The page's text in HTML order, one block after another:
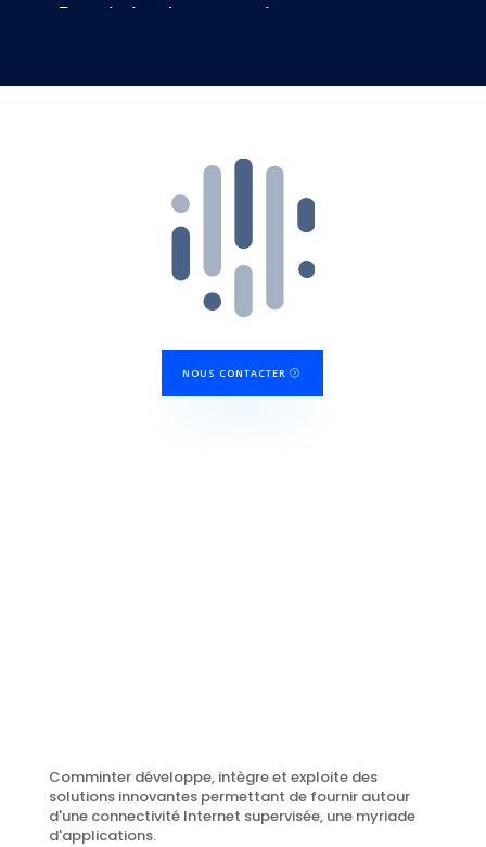
NOUS CONTACTER
Comminter développe, intègre et exploite des
solutions innovantes permettant de fournir autour
d'une connectivité Internet supervisée, une myriade
d'applications.